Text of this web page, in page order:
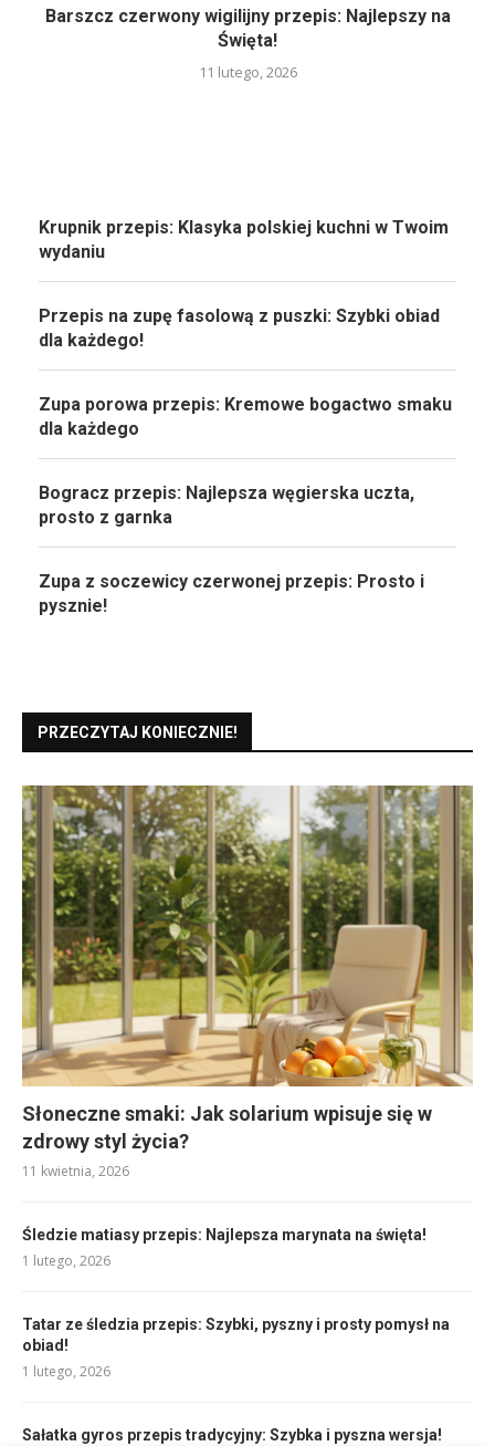
Barszcz czerwony wigilijny przepis: Najlepszy na
Święta!
11 lutego, 2026
Krupnik przepis: Klasyka polskiej kuchni w Twoim
wydaniu
Przepis na zupę fasolową z puszki: Szybki obiad
dla każdego!
Zupa porowa przepis: Kremowe bogactwo smaku
dla każdego
Bogracz przepis: Najlepsza węgierska uczta,
prosto z garnka
Zupa z soczewicy czerwonej przepis: Prosto i
pysznie!
PRZECZYTAJ KONIECZNIE!
Słoneczne smaki: Jak solarium wpisuje się w
zdrowy styl życia?
11 kwietnia, 2026
Śledzie matiasy przepis: Najlepsza marynata na święta!
1 lutego, 2026
Tatar ze śledzia przepis: Szybki, pyszny i prosty pomysł na
obiad!
1 lutego, 2026
Sałatka gyros przepis tradycyjny: Szybka i pyszna wersja!